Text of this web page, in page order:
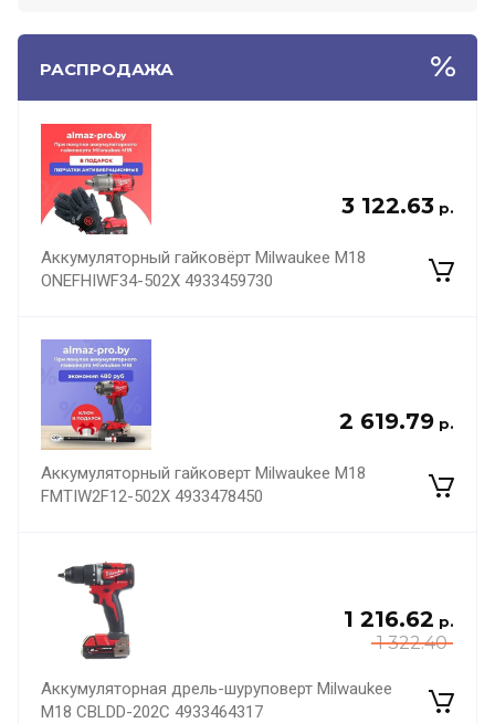
РАСПРОДАЖА
3 122.63 р.
Аккумуляторный гайковёрт Milwaukee M18
ONEFHIWF34-502X 4933459730
2 619.79 р.
Аккумуляторный гайковерт Milwaukee M18
FMTIW2F12-502X 4933478450
1 322.40
1 216.62 р.
Аккумуляторная дрель-шуруповерт Milwaukee
M18 CBLDD-202C 4933464317